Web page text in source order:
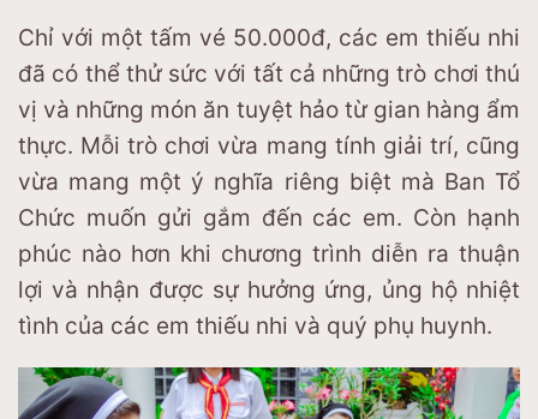
Chỉ với một tấm vé 50.000đ, các em thiếu nhi
đã có thể thử sức với tất cả những trò chơi thú
vị và những món ăn tuyệt hảo từ gian hàng ẩm
thực. Mỗi trò chơi vừa mang tính giải trí, cũng
vừa mang một ý nghĩa riêng biệt mà Ban Tổ
Chức muốn gửi gắm đến các em. Còn hạnh
phúc nào hơn khi chương trình diễn ra thuận
lợi và nhận được sự hưởng ứng, ủng hộ nhiệt
tình của các em thiếu nhi và quý phụ huynh.